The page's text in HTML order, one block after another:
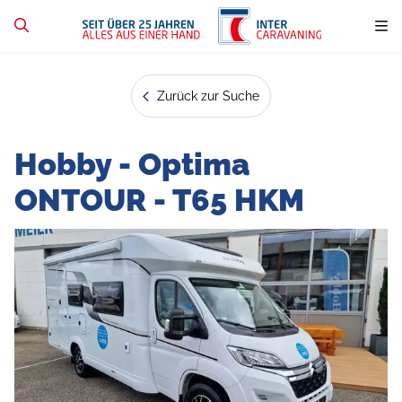
Zurück zur Suche
Hobby - Optima
ONTOUR - T65 HKM